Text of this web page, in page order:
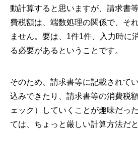
動計算すると思いますが、請求書
費税額は、端数処理の関係で、そ
ません。要は、1件1件、入力時に
る必要があるということです。
そのため、請求書等に記載されて
込みできたり、請求書等の消費税
ェック）していくことが趣味だっ
ては、ちょっと厳しい計算方法だと